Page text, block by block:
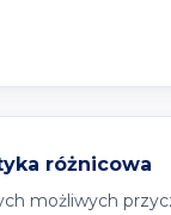
różnicowa
możliwych